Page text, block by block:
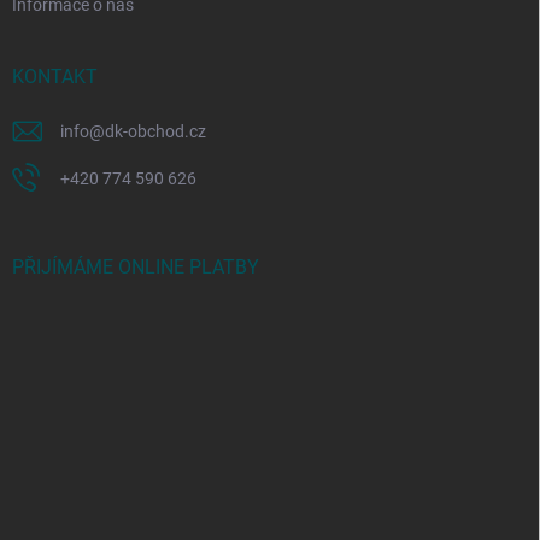
Informace o nás
KONTAKT
info@dk-obchod.cz
+420 774 590 626
PŘIJÍMÁME ONLINE PLATBY